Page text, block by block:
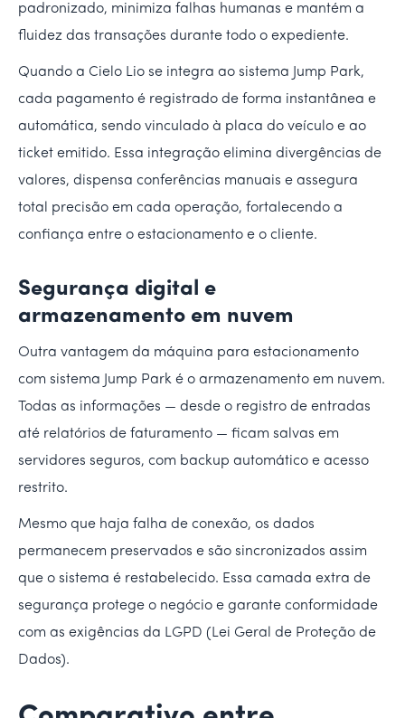
padronizado, minimiza falhas humanas e mantém a
fluidez das transações durante todo o expediente.
Quando a Cielo Lio se integra ao sistema Jump Park,
cada pagamento é registrado de forma instantânea e
automática, sendo vinculado à placa do veículo e ao
ticket emitido. Essa integração elimina divergências de
valores, dispensa conferências manuais e assegura
total precisão em cada operação, fortalecendo a
confiança entre o estacionamento e o cliente.
Segurança digital e
armazenamento em nuvem
Outra vantagem da máquina para estacionamento
com sistema Jump Park é o armazenamento em nuvem.
Todas as informações — desde o registro de entradas
até relatórios de faturamento — ficam salvas em
servidores seguros, com backup automático e acesso
restrito.
Mesmo que haja falha de conexão, os dados
permanecem preservados e são sincronizados assim
que o sistema é restabelecido. Essa camada extra de
segurança protege o negócio e garante conformidade
com as exigências da LGPD (Lei Geral de Proteção de
Dados).